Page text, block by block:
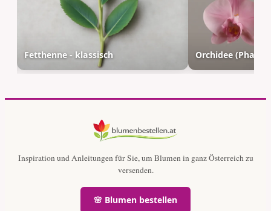
Fetthenne - klassisch Orchidee
Inspiration und Anleitungen für Sie, um Blumen in ganz Österreich zu
versenden.
🌸 Blumen bestellen